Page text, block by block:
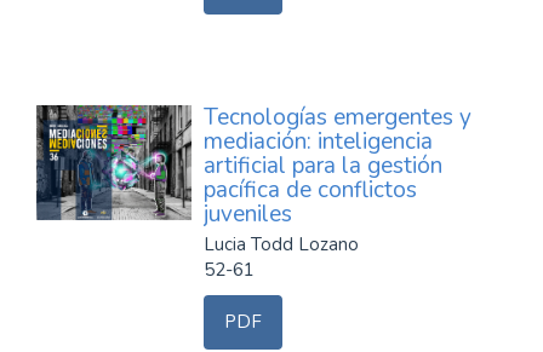
Tecnologías emergentes y
mediación: inteligencia
artificial para la gestión
pacífica de conflictos
juveniles
Lucia Todd Lozano
52-61
PDF